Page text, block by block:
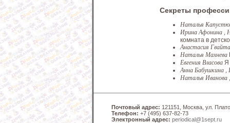
Секреты
Наталья
Ирина Афонина ,
комната в
Анастасия
Наталья Махнева
Евгения Власова Я
Анна Бабушкина ,
Наталья Иванова
Почтовый адрес: 121151, Москва, ул.
Телефон: +7 (495) 637-82-73
Электронный адрес: periodical@1sept.ru